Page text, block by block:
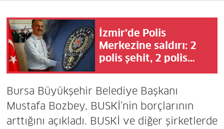
İzmir’de Polis
Merkezine saldırı: 2
polis şehit, 2 polis
yaralı!
Bursa Büyükşehir Belediye Başkanı
Mustafa Bozbey, BUSKİ’nin borçlarının
arttığını açıkladı. BUSKİ ve diğer şirketlerde